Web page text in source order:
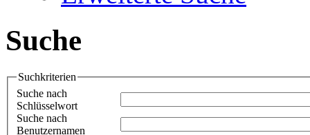
Suche
Suchkriterien
Suche nach
Schlüsselwort
Suche nach
Benutzernamen